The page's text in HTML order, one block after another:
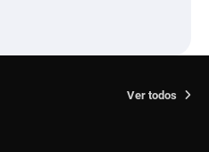
Ver todos